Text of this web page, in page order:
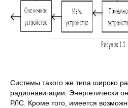
Системы такого же типа широко
радионавигации. Энергетически
РЛС. Кроме того, имеется